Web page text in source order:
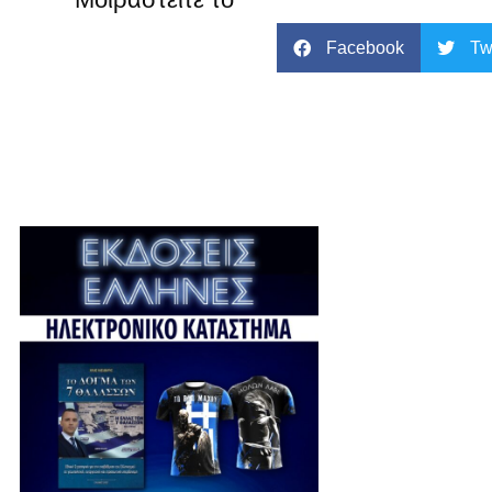
Facebook